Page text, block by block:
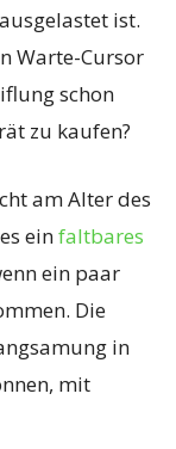
ist.
Warte-Cursor
schon
zu kaufen?
am Alter des
einfaltbares
ein paar
Die
in
mit